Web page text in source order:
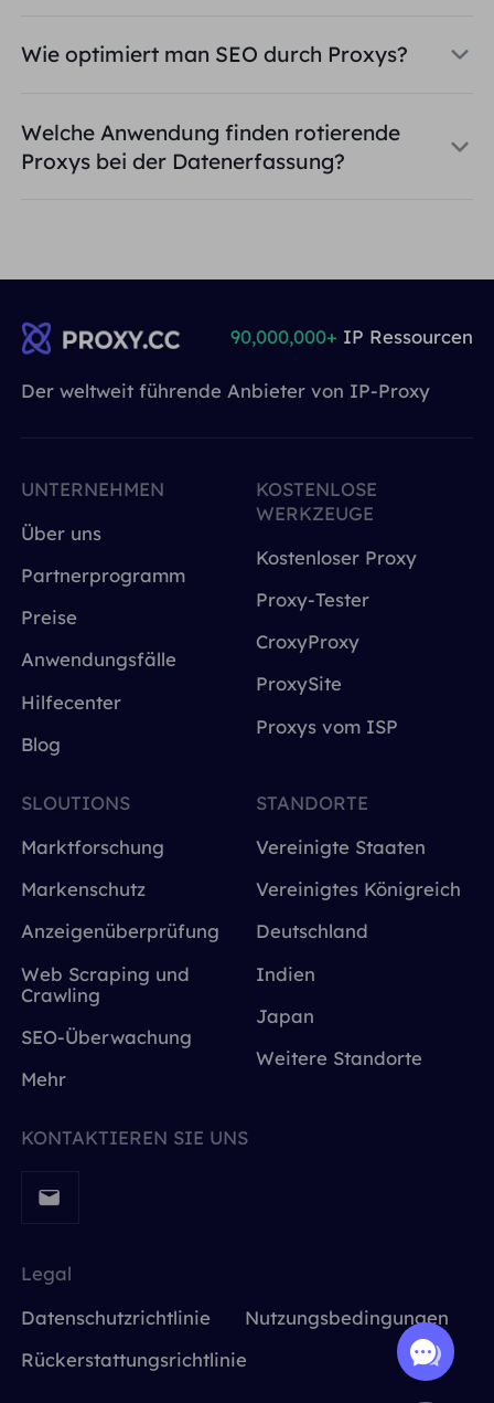
Wie optimiert man SEO durch Proxys?
Welche Anwendung finden rotierende
Proxys bei der Datenerfassung?
Der weltweit führende Anbieter von IP-Proxy
90,000,000+ IP Ressourcen
UNTERNEHMEN
Über uns
Partnerprogramm
Preise
Anwendungsfälle
Hilfecenter
Blog
KOSTENLOSE
WERKZEUGE
Kostenloser Proxy
Proxy-Tester
CroxyProxy
ProxySite
Proxys vom ISP
SLOUTIONS
Marktforschung
Markenschutz
Anzeigenüberprüfung
Web Scraping und
Crawling
SEO-Überwachung
Mehr
STANDORTE
Vereinigte Staaten
Vereinigtes Königreich
Deutschland
Indien
Japan
Weitere Standorte
KONTAKTIEREN SIE UNS
Legal
Datenschutzrichtlinie
Nutzungsbedingungen
Rückerstattungsrichtlinie